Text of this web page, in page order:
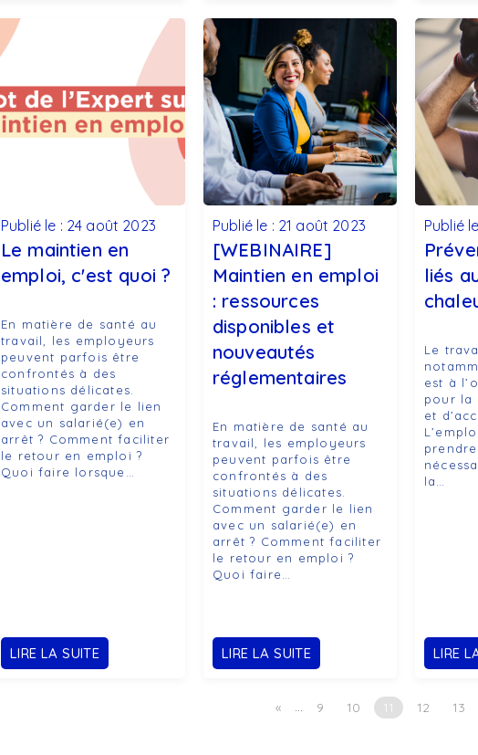
Publié le : 24 août 2023
Le maintien en
emploi, c'est quoi ?
En matière de santé au
travail, les employeurs
peuvent parfois être
confrontés à des
situations délicates.
Comment garder le lien
avec un salarié(e) en
arrêt ? Comment faciliter
le retour en emploi ?
Quoi faire lorsque…
LIRE LA SUITE
Publié le : 21 août 2023
[WEBINAIRE]
Maintien en emploi
: ressources
disponibles et
nouveautés
réglementaires
En matière de santé au
travail, les employeurs
peuvent parfois être
confrontés à des
situations délicates.
Comment garder le lien
avec un salarié(e) en
arrêt ? Comment faciliter
le retour en emploi ?
Quoi faire…
LIRE LA SUITE
Publié
liés
Le
est à
pour la
et
la…
LIRE
« … 9 10 11 12 13